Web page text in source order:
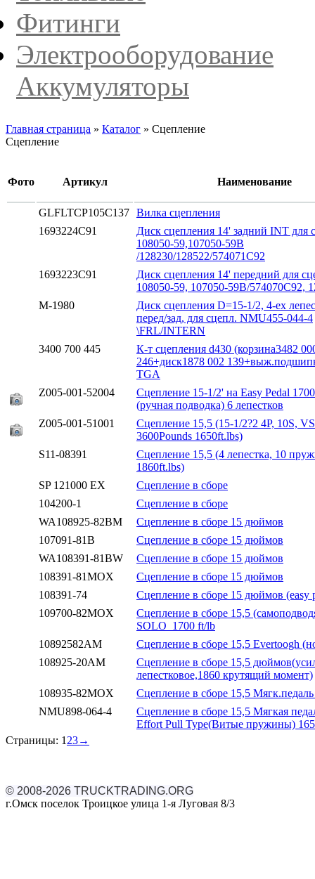
Фитинги
Электрооборудование
Аккумуляторы
Главная страница » Каталог » Сцепление
Сцепление
Фото Артикул Наименование
GLFLTCP105C137 Вилка сцепления
1693224C91
Диск сцепления 14' задний INT для
108050-59,107050-59B
/128230/128522/574071C92
1693223C91
Диск сцепления 14' передний для
108050-59, 107050-59B/574070C92,
M-1980
Диск сцепления D=15-1/2, 4-ех
перед/зад, для сцепл. NMU455-044-4
\FRL/INTERN
3400 700 445
К-т сцепления d430 (корзина3482
246+диск1878 002
TGA
Z005-001-52004
Сцепление 15-1/2' на Easy Pedal
(ручная подводка) 6 лепестков
Z005-001-51001
Сцепление 15,5 (15-1/2?2 4P, 10S,
3600Pounds 1650ft.lbs)
S11-08391
Сцепление 15,5 (4 лепестка, 10
1860ft.lbs)
SP 121000 EX
Сцепление в сборе
104200-1
Сцепление в сборе
WA108925-82BM
Сцепление в сборе 15 дюймов
107091-81B
Сцепление в сборе 15 дюймов
WA108391-81BW
Сцепление в сборе 15 дюймов
108391-81MOX
Сцепление в сборе 15 дюймов
108391-74
Сцепление в сборе 15 дюймов (easy
109700-82MOX
Сцепление в сборе 15,5
SOLO_1700 ft/lb
10892582AM
Сцепление в сборе 15,5 Evertoogh
108925-20AM
Сцепление в сборе 15,5
лепестковое,1860 крутящий момент)
108935-82MOX
Сцепление в сборе 15,5
NMU898-064-4
Сцепление в сборе 15,5 Мягкая
Effort Pull Type(Витые пружины)
Страницы: 123→
© 2008-2026 TRUCKTRADING.ORG
г.Омск поселок Троицкое улица 1-я Луговая 8/3